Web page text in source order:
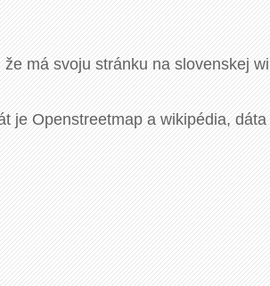
má svoju stránku na slovenskej
je Openstreetmap a wikipédia,